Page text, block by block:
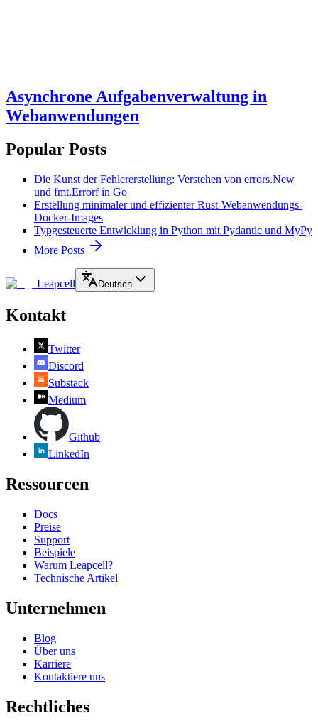
Asynchrone Aufgabenverwaltung in
Webanwendungen
Popular Posts
Die Kunst der Fehlererstellung: Verstehen von errors.New
und fmt.Errorf in Go
Erstellung minimaler und effizienter Rust-Webanwendungs-
Docker-Images
Typgesteuerte Entwicklung in Python mit Pydantic und MyPy
More Posts
Leapcell Deutsch
Kontakt
Twitter
Discord
Substack
Medium
Github
LinkedIn
Ressourcen
Docs
Preise
Support
Beispiele
Warum Leapcell?
Technische Artikel
Unternehmen
Blog
Über uns
Karriere
Kontaktiere uns
Rechtliches